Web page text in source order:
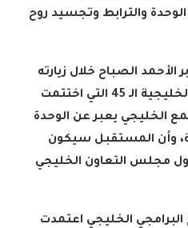
والترابط وتجسيد روح
الصباح خلال زيارته
اليوم المركز الإعلامي للقمة الخليجية الـ 45 التي اختتمت
الخليجي يعبر عن الوحدة
وأن المستقبل سيكون
مجلس التعاون الخليجي
الخليجي اعتمدت